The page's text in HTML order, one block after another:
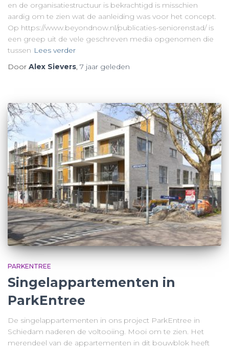
en de organisatiestructuur is bekrachtigd is misschien
aardig om te zien wat de aanleiding was voor het concept.
Op https://www.beyondnow.nl/publicaties-seniorenstad/ is
een greep uit de vele geschreven media opgenomen die
tussen Lees verder
Door Alex Sievers, 7 jaar geleden
PARKENTREE
Singelappartementen in
ParkEntree
De singelappartementen in ons project ParkEntree in
Schiedam naderen de voltooiing. Mooi om te zien. Het
merendeel van de appartementen in dit bouwblok heeft